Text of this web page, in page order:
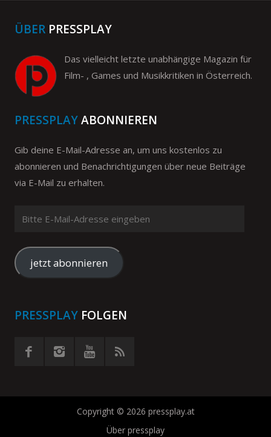
ÜBER PRESSPLAY
Das vielleicht letzte unabhängige Magazin für
Film- , Games und Musikkritiken in Österreich.
PRESSPLAYABONNIEREN
Gib deine E-Mail-Adresse an, um uns kostenlos zu
abonnieren und Benachrichtigungen über neue Beiträge
via E-Mail zu erhalten.
Mail-
Adresse
eingeben
jetzt abonnieren
PRESSPLAY FOLGEN
Copyright © 2026 pressplay.at
Über pressplay